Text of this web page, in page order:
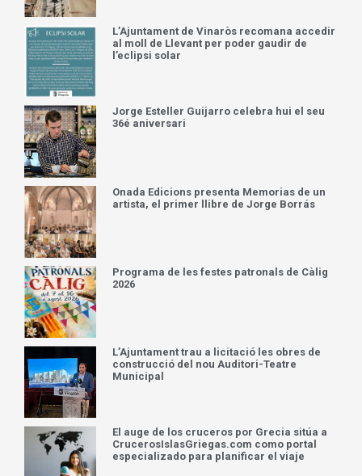
L’Ajuntament de Vinaròs recomana accedir
al moll de Llevant per poder gaudir de
l’eclipsi solar
Jorge Esteller Guijarro celebra hui el seu
36é aniversari
Onada Edicions presenta Memorias de un
artista, el primer llibre de Jorge Borrás
Programa de les festes patronals de Càlig
2026
L’Ajuntament trau a licitació les obres de
construcció del nou Auditori-Teatre
Municipal
El auge de los cruceros por Grecia sitúa a
CrucerosIslasGriegas.com como portal
especializado para planificar el viaje